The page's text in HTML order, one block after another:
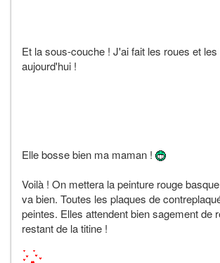
Et la sous-couche ! J'ai fait les roues et
aujourd'hui !
Elle bosse bien ma maman !
Voilà ! On mettera la peinture rouge
va bien. Toutes les plaques de
peintes. Elles attendent bien sagement de
restant de la titine !